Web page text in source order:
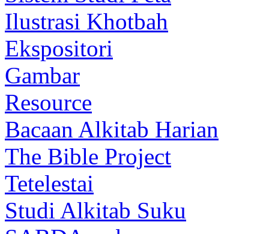
Ilustrasi Khotbah
Ekspositori
Gambar
Resource
Bacaan Alkitab Harian
The Bible Project
Tetelestai
Studi Alkitab Suku